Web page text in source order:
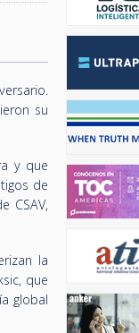
su
y que
de
CSAV,
la
que
global